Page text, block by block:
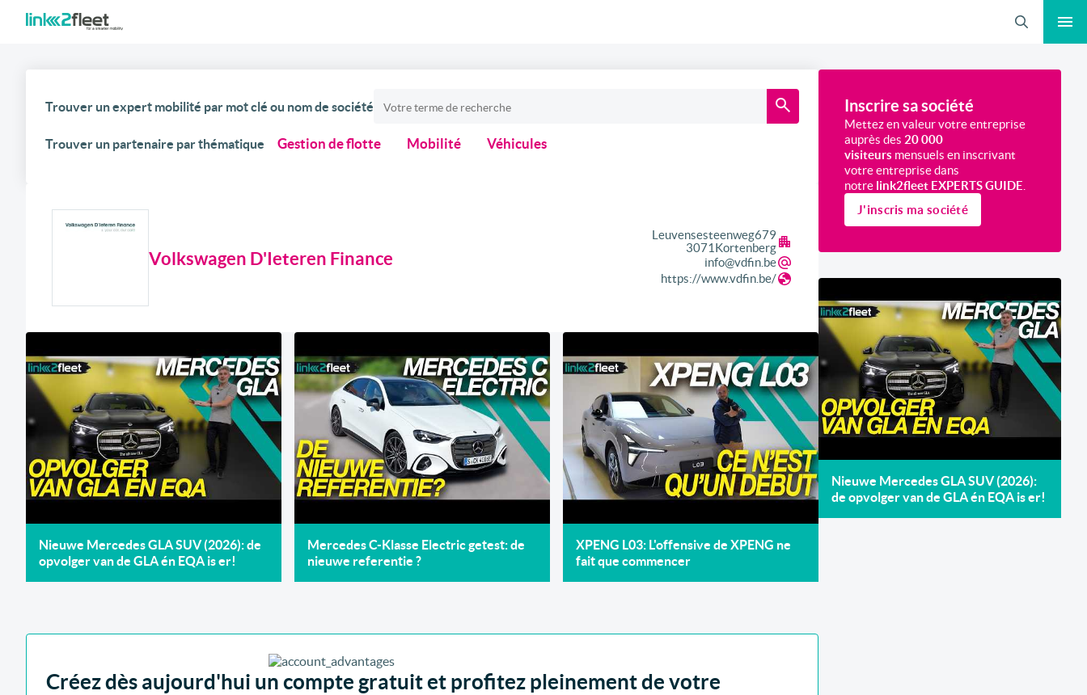
Trouver un expert mobilité par mot clé ou nom de société
Trouver un partenaire par thématique Gestion de flotte Mobilité Véhicules
Volkswagen D'Ieteren Finance
Leuvensesteenweg679
3071Kortenberg
info@vdfin.be
https://www.vdfin.be/
Nieuwe Mercedes GLA SUV (2026): de
opvolger van de GLA én EQA is er!
Mercedes C-Klasse Electric getest: de
nieuwe referentie ?
XPENG L03: L'offensive de XPENG ne
fait que commencer
Créez dès aujourd'hui un compte gratuit et profitez pleinement de votre
Inscrire sa société
Mettez en valeur votre entreprise
auprès des 20 000
visiteurs mensuels en inscrivant
votre entreprise dans
notre link2fleet EXPERTS GUIDE.
J'inscris ma société
Nieuwe Mercedes GLA SUV (2026):
de opvolger van de GLA én EQA is er!